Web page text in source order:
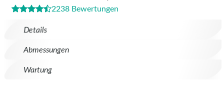
Details
Abmessungen
Wartung
2238 Bewertungen